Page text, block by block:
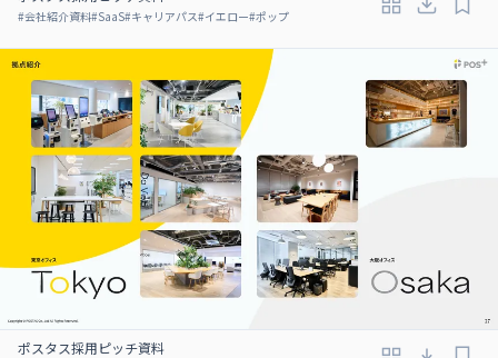
#会社紹介資料#SaaS#キャリアパス#イエロー#ポップ
ポスタス採用ピッチ資料